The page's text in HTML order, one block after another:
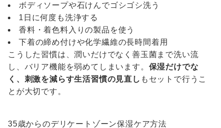
ボディソープや石けんでゴシゴシ洗う
1日に何度も洗浄する
香料・着色料入りの製品を使う
下着の締め付けや化学繊維の長時間着用
こうした習慣は、潤いだけでなく善玉菌まで洗い流
し、バリア機能を弱めてしまいます。 保湿だけでな
く、刺激を減らす生活習慣の見直し もセットで行うこ
とが大切です。
35歳からのデリケートゾーン保湿ケア方法